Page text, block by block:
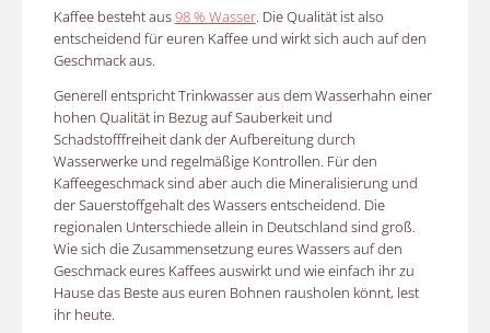
Kaffee besteht aus98 % Wasser. Die Qualität ist also
entscheidend für euren Kaffee und wirkt sich auch auf den
Geschmack aus.
Generell entspricht Trinkwasser aus dem Wasserhahn einer
hohen Qualität in Bezug auf Sauberkeit und
Schadstofffreiheit dank der Aufbereitung durch
Wasserwerke und regelmäßige Kontrollen. Für den
Kaffeegeschmack sind aber auch die Mineralisierung und
der Sauerstoffgehalt des Wassers entscheidend. Die
regionalen Unterschiede allein in Deutschland sind groß.
Wie sich die Zusammensetzung eures Wassers auf den
Geschmack eures Kaffees auswirkt und wie einfach ihr zu
Hause das Beste aus euren Bohnen rausholen könnt, lest
ihr heute.